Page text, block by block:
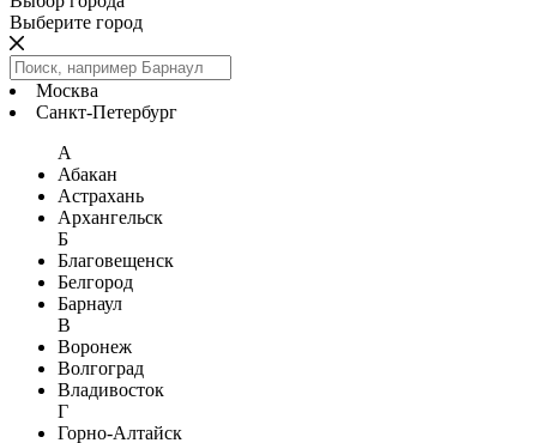
Выберите город
Москва
Санкт-Петербург
А
Абакан
Астрахань
Архангельск
Б
Благовещенск
Белгород
Барнаул
В
Воронеж
Волгоград
Владивосток
Г
Горно-Алтайск